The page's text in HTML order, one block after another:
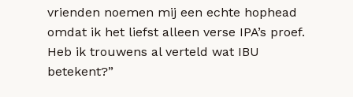
vrienden noemen mij een echte hophead
omdat ik het liefst alleen verse IPA’s proef.
Heb ik trouwens al verteld wat IBU
betekent?”